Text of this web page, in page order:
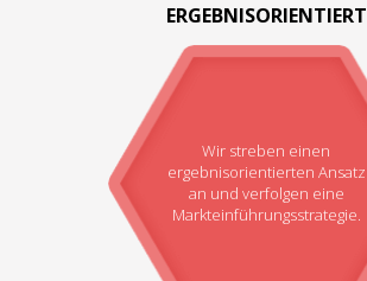
ERGEBNISORIENTIERT
Wir streben einen
ergebnisorientierten Ansatz
an und verfolgen eine
Markteinführungsstrategie.